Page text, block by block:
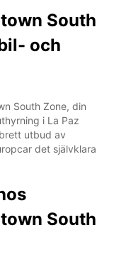
South
och
South Zone, din
i La Paz
utbud av
det självklara
South